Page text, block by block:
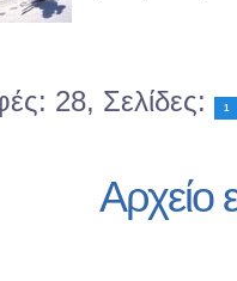
28, Σελίδες: 1
Αρχείο